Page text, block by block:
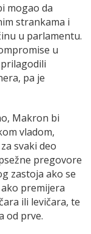
mogao da
strankama i
u parlamentu.
u
pa je
Makron bi
vladom,
svaki deo
pregovore
zastoja ako se
premijera
ili levičara, te
od prve.